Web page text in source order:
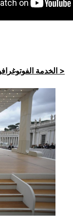
الخدمة الفوتوغرافية للكرسي الرسولي >